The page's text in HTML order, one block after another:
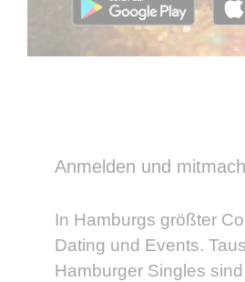
Anmelden und
In Hamburgs größter
Dating und Events.
Hamburger Singles